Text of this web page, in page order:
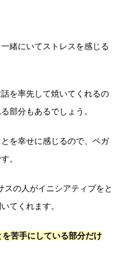
緒にいてストレスを感じる
を率先して焼いてくれるの
部分もあるでしょう。
を幸せに感じるので、ペガ
。
スの人がイニシアティブをと
てくれます。
苦手にしている部分だけ